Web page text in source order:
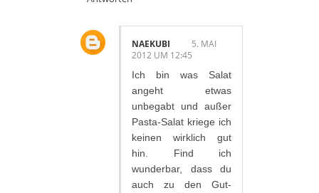
NAEKUBI
5. MAI
2012 UM 12:45
Ich bin was Salat
angeht etwas
unbegabt und außer
Pasta-Salat kriege ich
keinen wirklich gut
hin. Find ich
wunderbar, dass du
auch zu den Gut-